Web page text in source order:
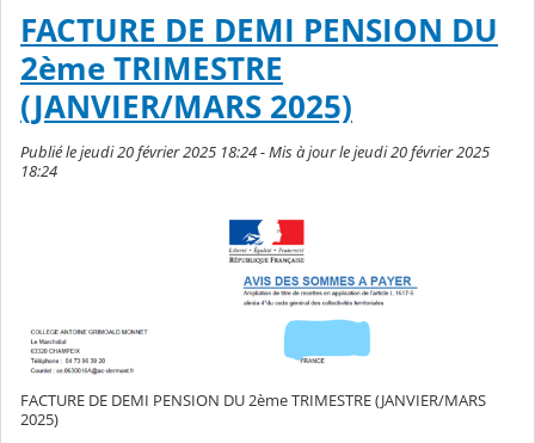
FACTURE DE DEMI PENSION DU
2ème TRIMESTRE
(JANVIER/MARS 2025)
Publié le jeudi 20 février 2025 18:24 - Mis à jour le jeudi 20 février 2025
18:24
FACTURE DE DEMI PENSION DU 2ème TRIMESTRE (JANVIER/MARS
2025)